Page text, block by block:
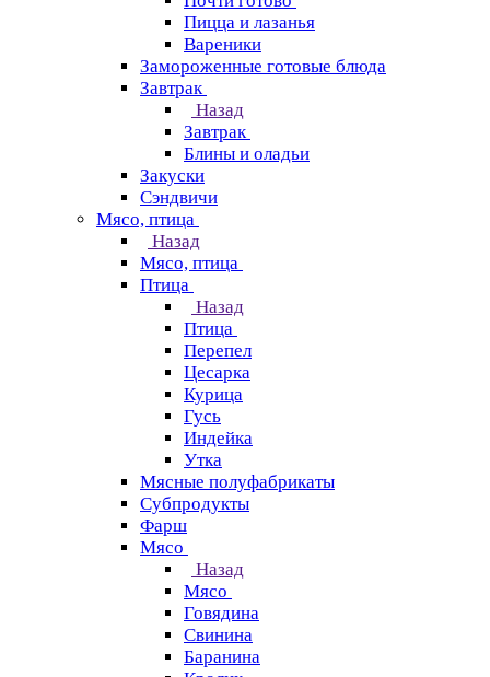
Пицца и лазанья
Вареники
Замороженные готовые блюда
Завтрак
Назад
Завтрак
Блины и оладьи
Закуски
Сэндвичи
Мясо, птица
Назад
Мясо, птица
Птица
Назад
Птица
Перепел
Цесарка
Курица
Гусь
Индейка
Утка
Мясные полуфабрикаты
Субпродукты
Фарш
Мясо
Назад
Мясо
Говядина
Свинина
Баранина